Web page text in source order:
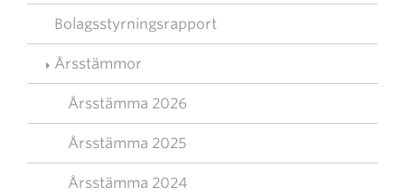
Bolagsstyrningsrapport
Årsstämmor
Årsstämma 2026
Årsstämma 2025
Årsstämma 2024